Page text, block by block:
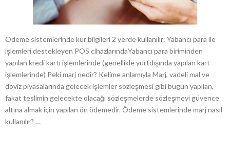
Ödeme sistemlerinde kur bilgileri 2 yerde kullanılır: Yabancı para ile
işlemleri destekleyen POS cihazlarındaYabancı para biriminden
yapılan kredi kartı işlemlerinde (genellikle yurtdışında yapılan kart
işlemlerinde) Peki marj nedir? Kelime anlamıyla Marj, vadeli mal ve
döviz piyasalarında gelecek işlemler sözleşmesi gibi bugün yapılan,
fakat teslimin gelecekte olacağı sözleşmelerde sözleşmeyi güvence
altına almak için yapılan ön ödemedir. Ödeme sistemlerinde marj nasıl
kullanılır? …